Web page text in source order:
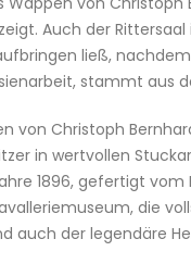
Auch der
ließ, nachdem
stammt aus
von Christoph
in wertvollen
1896, gefertigt
die
auch der legendäre